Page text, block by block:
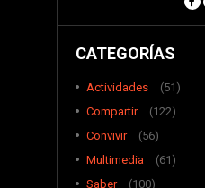
CATEGORÍAS
Actividades
(51)
Compartir
(122)
Convivir
(56)
Multimedia
(61)
Saber
(100)